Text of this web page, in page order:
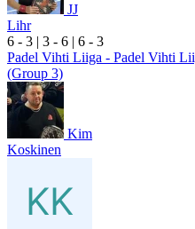
JJ
Lihr
6 - 3 | 3 - 6 | 6 - 3
Padel Vihti Liiga - Padel Vihti
(Group 3)
Kim
Koskinen